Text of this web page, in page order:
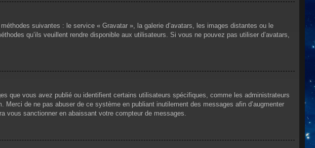
suivantes : le service « Gravatar », la galerie d’avatars, les images distantes ou le
qu’ils veuillent rendre disponible aux utilisateurs. Si vous ne pouvez pas utiliser d’avatars,
que vous avez publié ou identifient certains utilisateurs spécifiques, comme les administrateurs
de ne pas abuser de ce système en publiant inutilement des messages afin d’augmenter
vous sanctionner en abaissant votre compteur de messages.